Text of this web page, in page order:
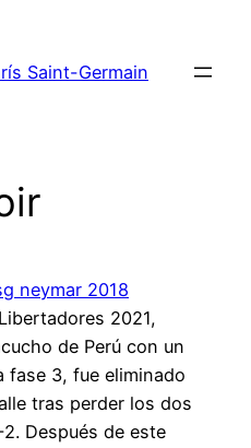
Saint-Germain
2021,
de Perú con un
fase 3, fue eliminado
tras perder los dos
Después de este